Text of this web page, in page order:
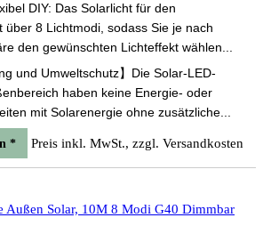
DIY: Das Solarlicht für den
8 Lichtmodi, sodass Sie je nach
den gewünschten Lichteffekt wählen...
und Umweltschutz】Die Solar-LED-
haben keine Energie- oder
mit Solarenergie ohne zusätzliche...
* Preis inkl. MwSt., zzgl. Versandkosten